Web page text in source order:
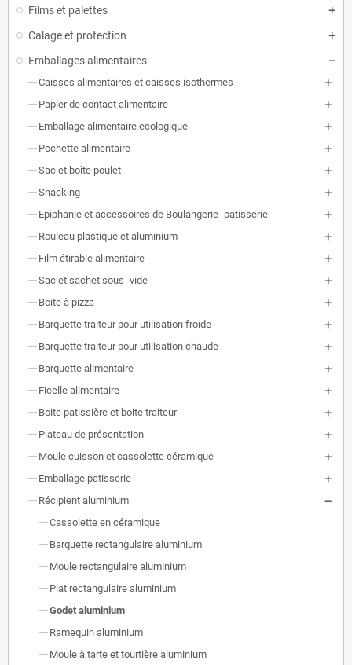
Films et palettes
Calage et protection
Emballages alimentaires
Caisses alimentaires et caisses isothermes
Papier de contact alimentaire
Emballage alimentaire ecologique
Pochette alimentaire
Sac et boîte poulet
Snacking
Epiphanie et accessoires de Boulangerie -patisserie
Rouleau plastique et aluminium
Film étirable alimentaire
Sac et sachet sous -vide
Boite à pizza
Barquette traiteur pour utilisation froide
Barquette traiteur pour utilisation chaude
Barquette alimentaire
Ficelle alimentaire
Boite patissière et boite traiteur
Plateau de présentation
Moule cuisson et cassolette céramique
Emballage patisserie
Récipient aluminium
Cassolette en céramique
Barquette rectangulaire aluminium
Moule rectangulaire aluminium
Plat rectangulaire aluminium
Godet aluminium
Ramequin aluminium
Moule à tarte et tourtière aluminium